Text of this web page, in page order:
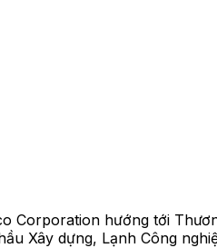
Corporation hướng tới
Xây dựng, Lạnh Công